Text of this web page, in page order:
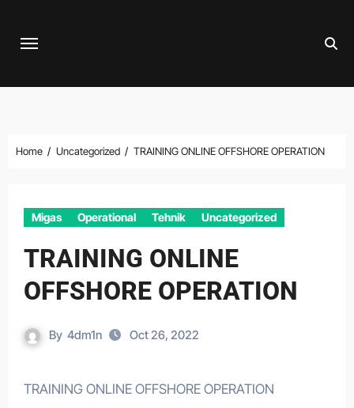
Home Uncategorized TRAINING ONLINE OFFSHORE OPERATION
Migas Operational Tehnik Uncategorized
TRAINING ONLINE
OFFSHORE OPERATION
By 4dm1n Oct 26, 2022
TRAINING ONLINE OFFSHORE OPERATION